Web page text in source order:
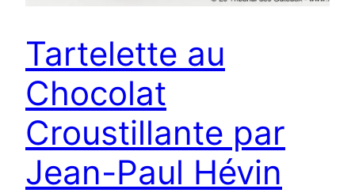
Tartelette au
Chocolat
Croustillante par
Jean-Paul Hévin